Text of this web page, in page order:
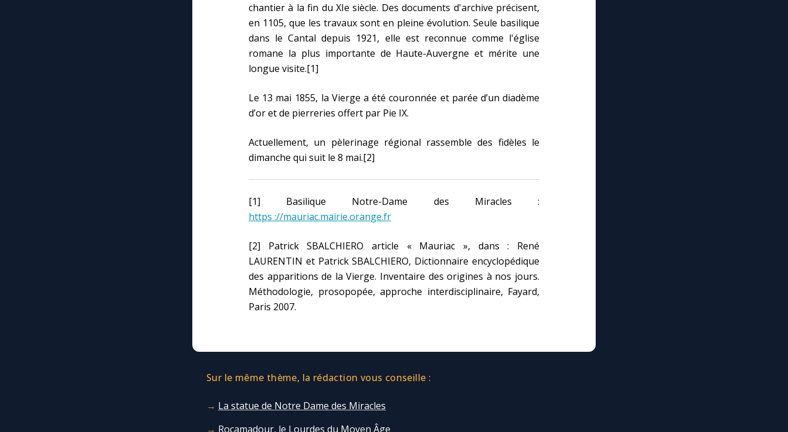
chantier à la fin du XIe siècle. Des documents d'archive précisent,
en 1105, que les travaux sont en pleine évolution. Seule basilique
dans le Cantal depuis 1921, elle est reconnue comme l'église
romane la plus importante de Haute-Auvergne et mérite une
longue visite.[1]
Le 13 mai 1855, la Vierge a été couronnée et parée d’un diadème
d’or et de pierreries offert par Pie IX.
Actuellement, un pèlerinage régional rassemble des fidèles le
dimanche qui suit le 8 mai.[2]
[1] Basilique Notre-Dame des Miracles :
https ://mauriac.mairie.orange.fr
[2] Patrick SBALCHIERO article « Mauriac », dans : René
LAURENTIN et Patrick SBALCHIERO, Dictionnaire encyclopédique
des apparitions de la Vierge. Inventaire des origines à nos jours.
Méthodologie, prosopopée, approche interdisciplinaire, Fayard,
Paris 2007.
Sur le même thème, la rédaction vous conseille :
La statue de Notre Dame des Miracles
Rocamadour, le Lourdes du Moyen Âge